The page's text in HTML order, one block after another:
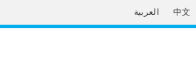
العربية 中文